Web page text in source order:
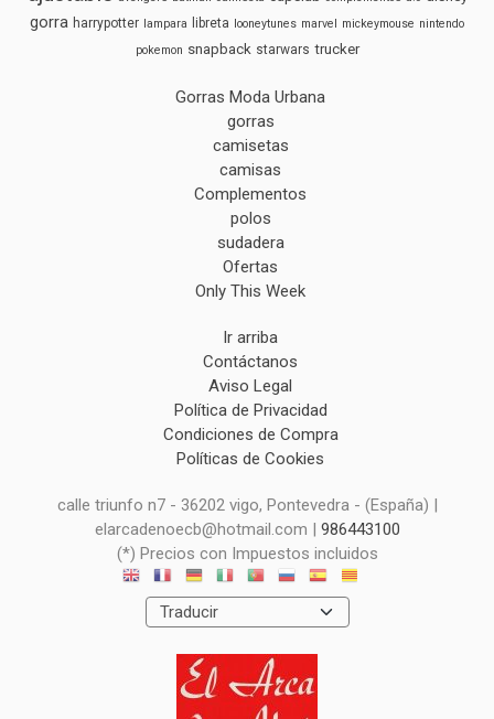
gorra harrypotter lampara libreta looneytunes marvel mickeymouse nintendo
pokemon snapback starwars trucker
Gorras Moda Urbana
gorras
camisetas
camisas
Complementos
polos
sudadera
Ofertas
Only This Week
Ir arriba
Contáctanos
Aviso Legal
Política de Privacidad
Condiciones de Compra
Políticas de Cookies
calle triunfo n7 - 36202 vigo, Pontevedra - (España) |
elarcadenoecb@hotmail.com | 986443100
(*) Precios con Impuestos incluidos